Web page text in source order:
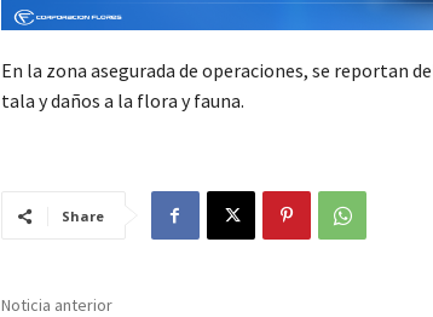
En la zona asegurada de operaciones, se reportan
tala y daños a la flora y fauna.
Share
Noticia anterior